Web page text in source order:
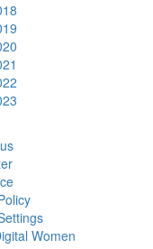
Women